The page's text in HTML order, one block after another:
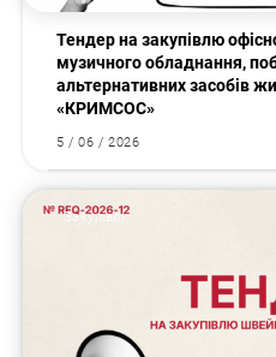
Тендер на закупівлю
музичного обладнання,
альтернативних засобів
«КРИМСОС»
5 / 06 / 2026
Закупівлі